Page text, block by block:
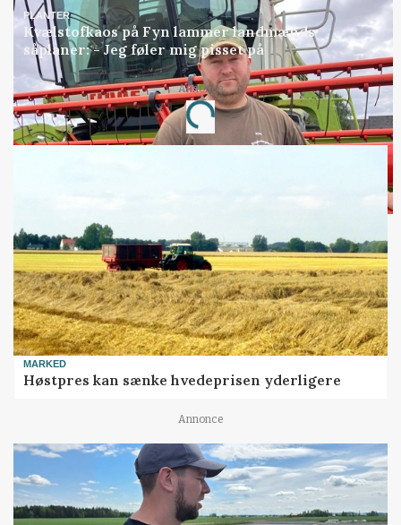
PLANTER
Kvælstofkaos på Fyn lammer landmænds
såplaner: - Jeg føler mig pisset på
Annonce
Loading...
MARKED
Høstpres kan sænke hvedeprisen yderligere
Annonce